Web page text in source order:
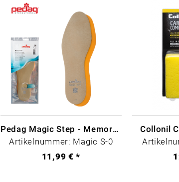
Pedag Magic Step - Memory Schaum
Artikelnummer: Magic S-0
11,99 € *
Collonil